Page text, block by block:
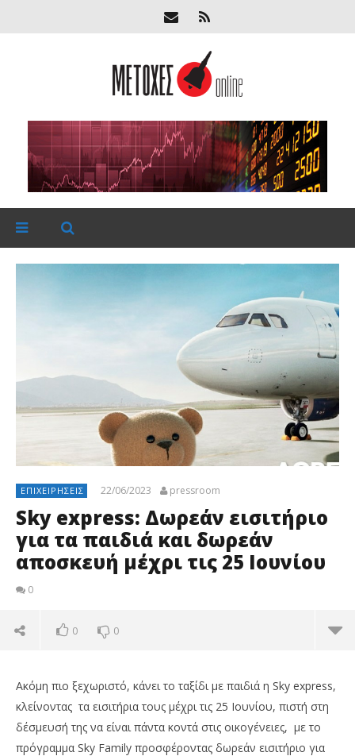
ΕΠΙΧΕΙΡΉΣΕΙΣ 22/06/2023 pressroom
Sky express: Δωρεάν εισιτήριο
για τα παιδιά και δωρεάν
αποσκευή μέχρι τις 25 Ιουνίου
0
0 0
Ακόμη πιο ξεχωριστό, κάνει το ταξίδι με παιδιά η Sky express,
κλείνοντας τα εισιτήρια τους μέχρι τις 25 Ιουνίου, πιστή στη
δέσμευσή της να είναι πάντα κοντά στις οικογένειες, με το
πρόγραμμα Sky Family προσφέροντας δωρεάν εισιτήριο για